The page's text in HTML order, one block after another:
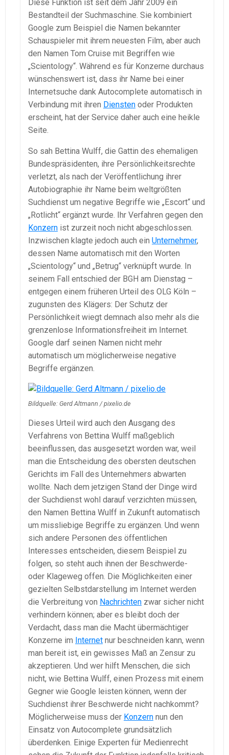
Diese Funktion ist seit dem Jahr 2009 ein
Bestandteil der Suchmaschine. Sie kombiniert
Google zum Beispiel die Namen bekannter
Schauspieler mit ihrem neuesten Film, aber auch
den Namen Tom Cruise mit Begriffen wie
„Scientology“. Während es für Konzerne durchaus
wünschenswert ist, dass ihr Name bei einer
Internetsuche dank Autocomplete automatisch in
Verbindung mit ihren Diensten oder Produkten
erscheint, hat der Service daher auch eine heikle
Seite.
So sah Bettina Wulff, die Gattin des ehemaligen
Bundespräsidenten, ihre Persönlichkeitsrechte
verletzt, als nach der Veröffentlichung ihrer
Autobiographie ihr Name beim weltgrößten
Suchdienst um negative Begriffe wie „Escort“ und
„Rotlicht“ ergänzt wurde. Ihr Verfahren gegen den
Konzern ist zurzeit noch nicht abgeschlossen.
Inzwischen klagte jedoch auch ein Unternehmer,
dessen Name automatisch mit den Worten
„Scientology“ und „Betrug“ verknüpft wurde. In
seinem Fall entschied der BGH am Dienstag –
entgegen einem früheren Urteil des OLG Köln –
zugunsten des Klägers: Der Schutz der
Persönlichkeit wiegt demnach also mehr als die
grenzenlose Informationsfreiheit im Internet.
Google darf seinen Namen nicht mehr
automatisch um möglicherweise negative
Begriffe ergänzen.
Bildquelle: Gerd Altmann / pixelio.de
Dieses Urteil wird auch den Ausgang des
Verfahrens von Bettina Wulff maßgeblich
beeinflussen, das ausgesetzt worden war, weil
man die Entscheidung des obersten deutschen
Gerichts im Fall des Unternehmers abwarten
wollte. Nach dem jetzigen Stand der Dinge wird
der Suchdienst wohl darauf verzichten müssen,
den Namen Bettina Wulff in Zukunft automatisch
um missliebige Begriffe zu ergänzen. Und wenn
sich andere Personen des öffentlichen
Interesses entscheiden, diesem Beispiel zu
folgen, so steht auch ihnen der Beschwerde-
oder Klageweg offen. Die Möglichkeiten einer
gezielten Selbstdarstellung im Internet werden
die Verbreitung von Nachrichten zwar sicher nicht
verhindern können; aber es bleibt doch der
Verdacht, dass man die Macht übermächtiger
Konzerne im Internet nur beschneiden kann, wenn
man bereit ist, ein gewisses Maß an Zensur zu
akzeptieren. Und wer hilft Menschen, die sich
nicht, wie Bettina Wulff, einen Prozess mit einem
Gegner wie Google leisten können, wenn der
Suchdienst ihrer Beschwerde nicht nachkommt?
Möglicherweise muss der Konzern nun den
Einsatz von Autocomplete grundsätzlich
überdenken. Einige Experten für Medienrecht